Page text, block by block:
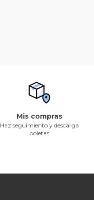
Mis compras
Haz seguimiento y descarga
boletas